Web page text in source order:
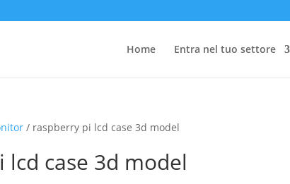
Home Entra nel tuo settore
/ raspberry pi lcd case 3d model
lcd case 3d model